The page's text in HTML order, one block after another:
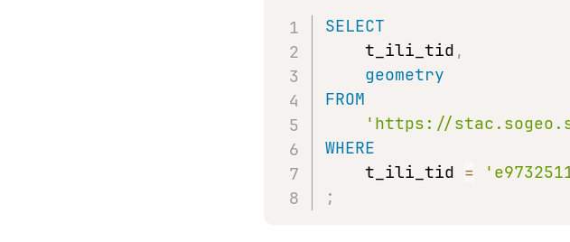
SELECT
    t_ili_tid
,
geometry
FROM
'https://
WHERE
    t_ili_tid
=
;